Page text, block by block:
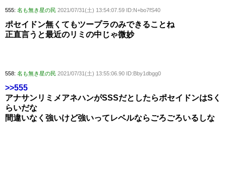
555: 名も無き星の民 2021/07/31(土) 13:54:07.59 ID:N+bo7fS40
ポセイドン無くてもツープラのみできることね
正直言うと最近のリミの中じゃ微妙
558: 名も無き星の民 2021/07/31(土) 13:55:06.90 ID:Bby1dbgg0
>>555
アナサンリミメアネハンがSSSだとしたらポセイドンはSく
らいだな
間違いなく強いけど強いってレベルならごろごろいるしな